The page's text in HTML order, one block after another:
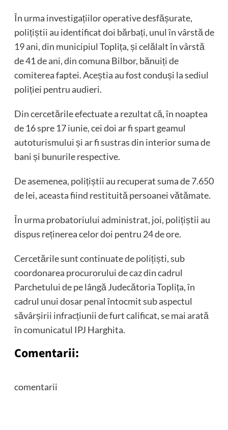
În urma investigațiilor operative desfășurate,
polițiștii au identificat doi bărbați, unul în vârstă de
19 ani, din municipiul Toplița, și celălalt în vârstă
de 41 de ani, din comuna Bilbor, bănuiți de
comiterea faptei. Aceștia au fost conduși la sediul
poliției pentru audieri.
Din cercetările efectuate a rezultat că, în noaptea
de 16 spre 17 iunie, cei doi ar fi spart geamul
autoturismului și ar fi sustras din interior suma de
bani și bunurile respective.
De asemenea, polițiștii au recuperat suma de 7.650
de lei, aceasta fiind restituită persoanei vătămate.
În urma probatoriului administrat, joi, polițiștii au
dispus reținerea celor doi pentru 24 de ore.
Cercetările sunt continuate de polițiști, sub
coordonarea procurorului de caz din cadrul
Parchetului de pe lângă Judecătoria Toplița, în
cadrul unui dosar penal întocmit sub aspectul
săvârșirii infracțiunii de furt calificat, se mai arată
în comunicatul IPJ Harghita.
Comentarii:
comentarii